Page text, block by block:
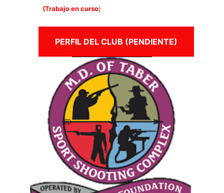
(Trabajo en curso)
PERFIL DEL CLUB (PENDIENTE)